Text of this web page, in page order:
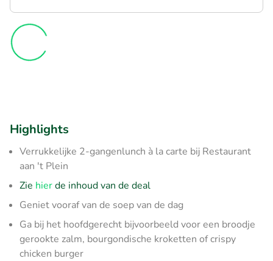
Highlights
Verrukkelijke 2-gangenlunch à la carte bij Restaurant
aan 't Plein
Zie hierde inhoud van de deal
Geniet vooraf van de soep van de dag
Ga bij het hoofdgerecht bijvoorbeeld voor een broodje
gerookte zalm, bourgondische kroketten of crispy
chicken burger